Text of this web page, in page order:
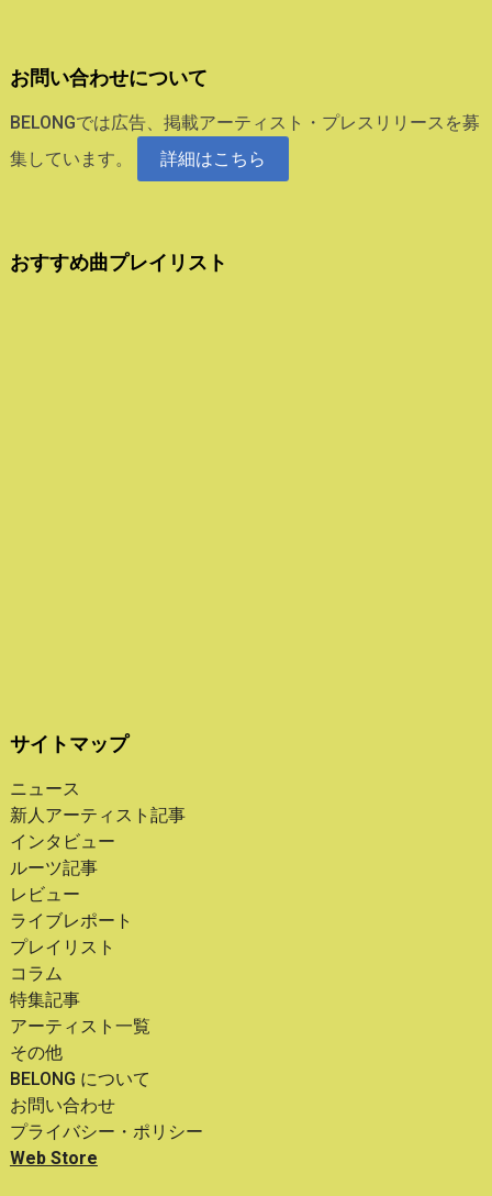
お問い合わせについて
BELONGでは広告、掲載アーティスト・プレスリリースを募
集しています。
詳細はこちら
おすすめ曲プレイリスト
サイトマップ
ニュース
新人アーティスト記事
インタビュー
ルーツ記事
レビュー
ライブレポート
プレイリスト
コラム
特集記事
アーティスト一覧
その他
BELONG について
お問い合わせ
プライバシー・ポリシー
Web Store